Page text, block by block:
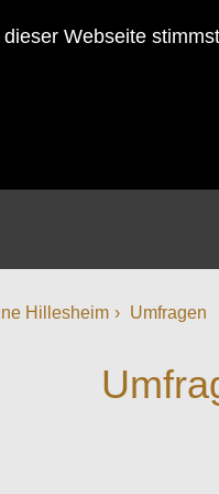
Webseite
Hillesheim Umfragen